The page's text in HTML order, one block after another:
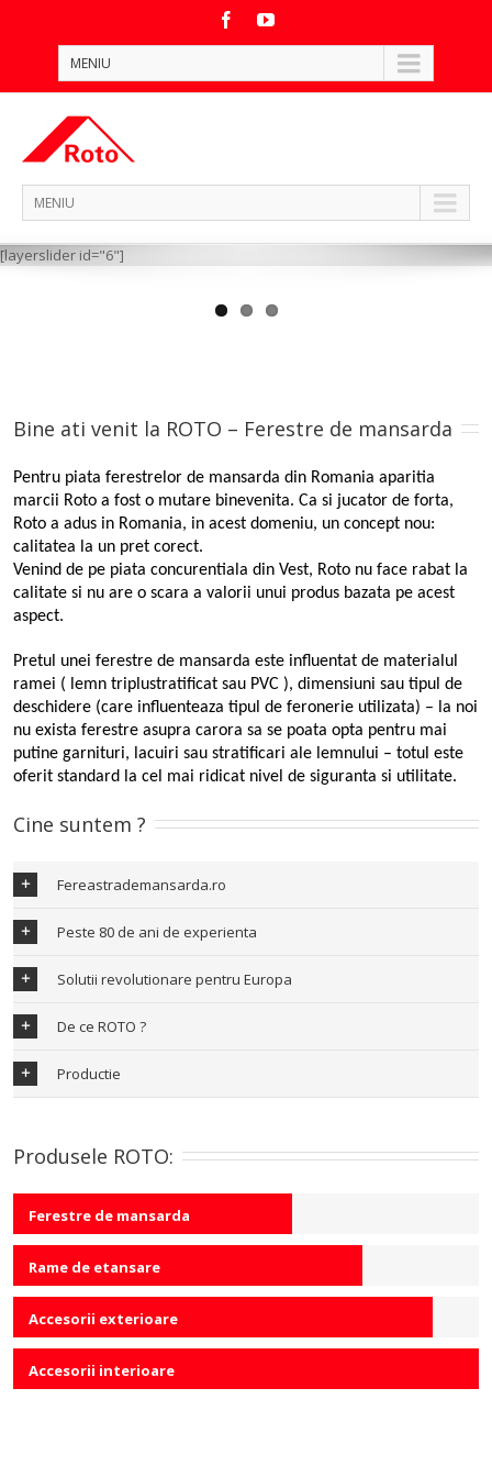
MENIU
MENIU
[layerslider id="6"]
Bine ati venit la ROTO – Ferestre de mansarda
Pentru piata ferestrelor de mansarda din Romania aparitia
marcii Roto a fost o mutare binevenita. Ca si jucator de forta,
Roto a adus in Romania, in acest domeniu, un concept nou:
calitatea la un pret corect.
Venind de pe piata concurentiala din Vest, Roto nu face rabat la
calitate si nu are o scara a valorii unui produs bazata pe acest
aspect.
Pretul unei ferestre de mansarda este influentat de materialul
ramei ( lemn triplustratificat sau PVC ), dimensiuni sau tipul de
deschidere (care influenteaza tipul de feronerie utilizata) – la noi
nu exista ferestre asupra carora sa se poata opta pentru mai
putine garnituri, lacuiri sau stratificari ale lemnului – totul este
oferit standard la cel mai ridicat nivel de siguranta si utilitate.
Cine suntem ?
Fereastrademansarda.ro
Peste 80 de ani de experienta
Solutii revolutionare pentru Europa
De ce ROTO ?
Productie
Produsele ROTO:
Ferestre de mansarda
60
Rame de etansare
75
Accesorii exterioare
90
Accesorii interioare